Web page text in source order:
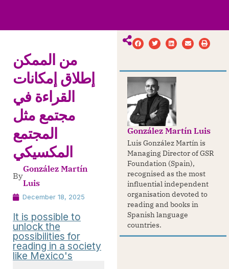
من الممكن
إطلاق إمكانات
القراءة في
مجتمع مثل
المجتمع
المكسيكي
By
González Martín
Luis
December 18, 2025
It is possible to
unlock the
possibilities for
reading in a society
like Mexico's
González Martín Luis
Luis González Martín is
Managing Director of GSR
Foundation (Spain),
recognised as the most
influential independent
organisation devoted to
reading and books in
Spanish language
countries.